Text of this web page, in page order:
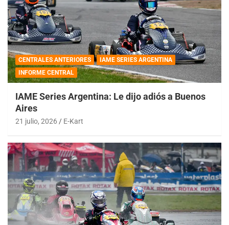
CENTRALES ANTERIORES
IAME SERIES ARGENTINA
INFORME CENTRAL
IAME Series Argentina: Le dijo adiós a Buenos
Aires
21 julio, 2026 E-Kart